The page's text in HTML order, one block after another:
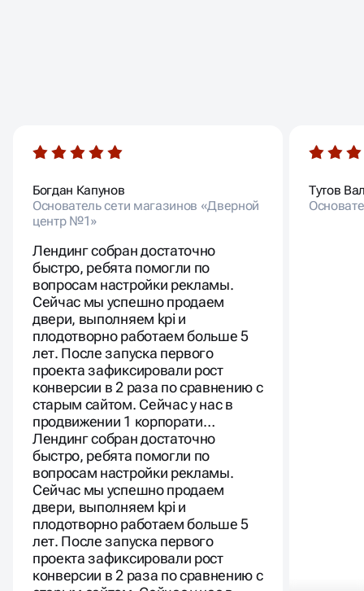
Богдан Капунов
Основатель сети магазинов «Дверной
центр №1»
Лендинг собран достаточно
быстро, ребята помогли по
вопросам настройки рекламы.
Сейчас мы успешно продаем
двери, выполняем kpi и
плодотворно работаем больше 5
лет. После запуска первого
проекта зафиксировали рост
конверсии в 2 раза по сравнению с
старым сайтом. Сейчас у нас в
продвижении 1 корпорати…
Лендинг собран достаточно
быстро, ребята помогли по
вопросам настройки рекламы.
Сейчас мы успешно продаем
двери, выполняем kpi и
плодотворно работаем больше 5
лет. После запуска первого
проекта зафиксировали рост
конверсии в 2 раза по сравнению с
Тутов